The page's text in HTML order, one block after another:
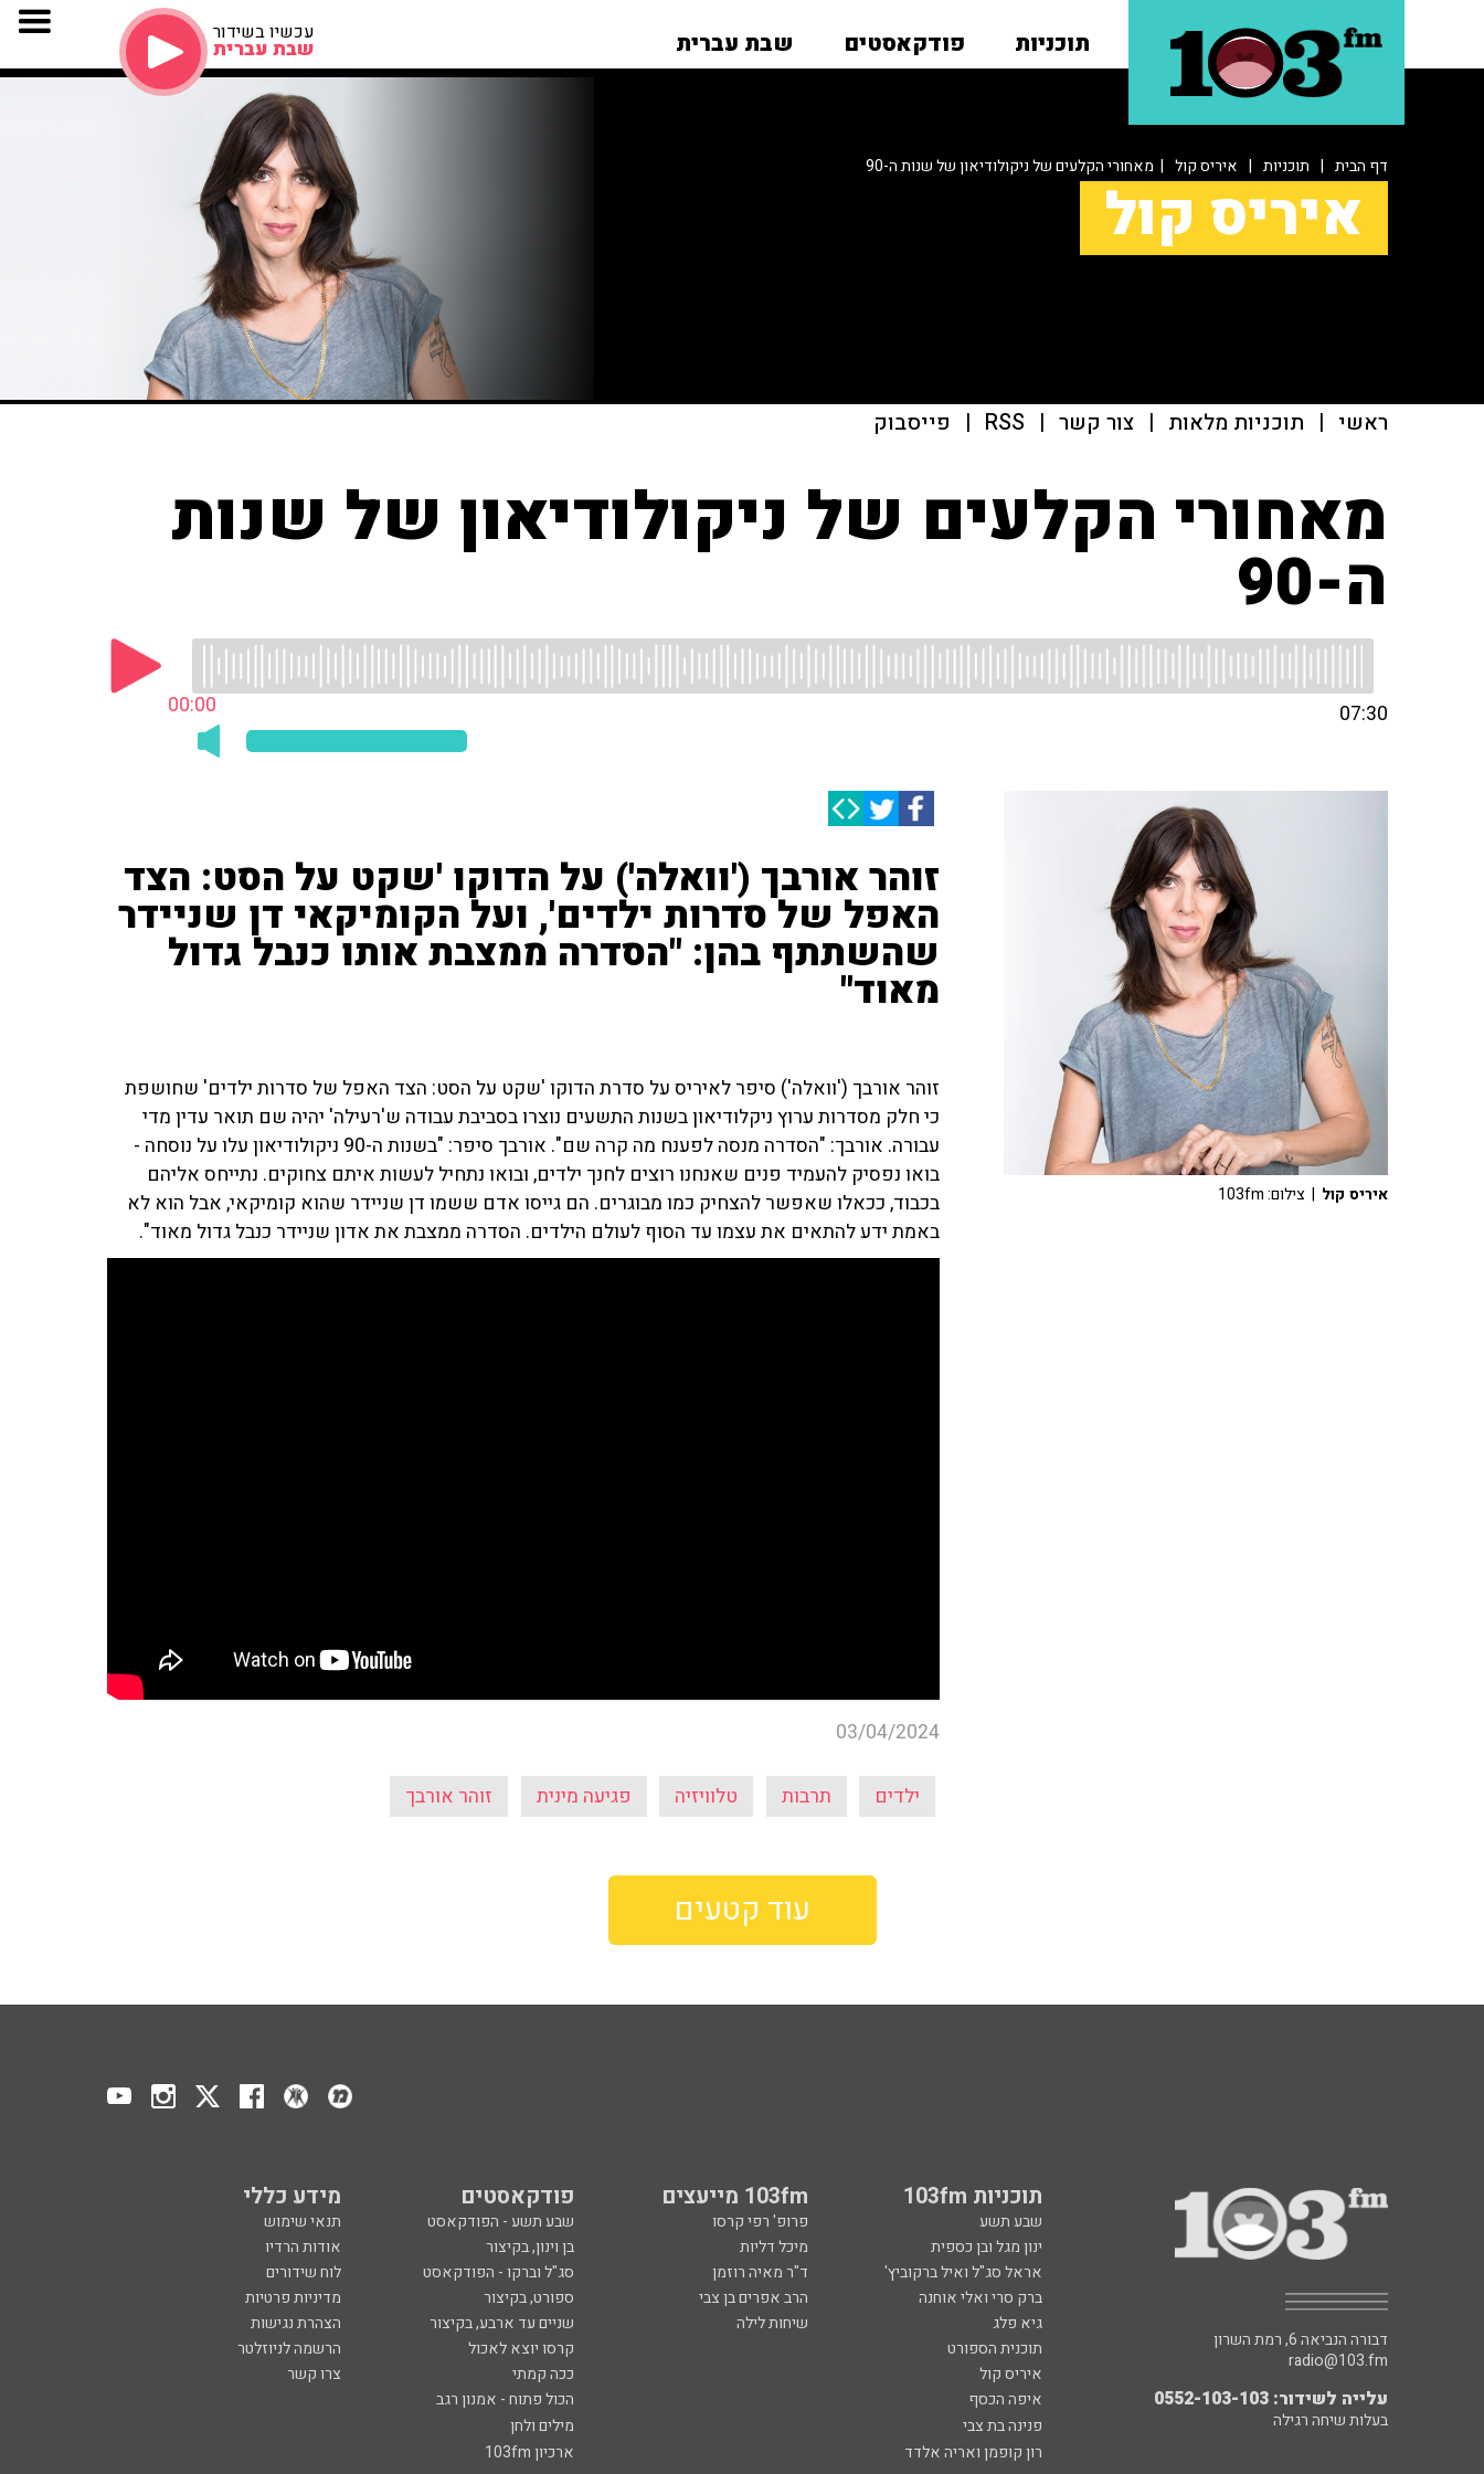
תוכניות פודקאסטים שבת עברית עכשיו בשידור
שבת עברית
דף הבית | תוכניות | איריס קול | מאחורי הקלעים של ניקולודיאון של שנות ה-90
איריס קול
ראשי | תוכניות מלאות | צור קשר |
RSS
| פייסבוק
מאחורי הקלעים של ניקולודיאון של שנות
ה-90
00:00 07:30
זוהר אורבך ('וואלה') על הדוקו 'שקט על הסט: הצד
האפל של סדרות ילדים', ועל הקומיקאי דן שניידר
שהשתתף בהן: "הסדרה ממצבת אותו כנבל גדול
מאוד"
זוהר אורבך ('וואלה') סיפר לאיריס על סדרת הדוקו 'שקט על הסט: הצד האפל של סדרות ילדים' שחושפת
כי חלק מסדרות ערוץ ניקלודיאון בשנות התשעים נוצרו בסביבת עבודה ש'רעילה' יהיה שם תואר עדין מדי
עבורה. אורבך: "הסדרה מנסה לפענח מה קרה שם". אורבך סיפר: "בשנות ה-90 ניקולודיאון עלו על נוסחה -
בואו נפסיק להעמיד פנים שאנחנו רוצים לחנך ילדים, ובואו נתחיל לעשות איתם צחוקים. נתייחס אליהם
בכבוד, ככאלו שאפשר להצחיק כמו מבוגרים. הם גייסו אדם ששמו דן שניידר שהוא קומיקאי, אבל הוא לא
באמת ידע להתאים את עצמו עד הסוף לעולם הילדים. הסדרה ממצבת את אדון שניידר כנבל גדול מאוד".
03/04/2024
ילדים תרבות טלוויזיה פגיעה מינית זוהר אורבך
איריס קול | צילום: 103fm
עוד קטעים
תוכניות 103fm 103fm מייעצים פודקאסטים מידע כללי
שבע תשע פרופ' רפי קרסו שבע תשע - הפודקאסט
תנאי שימוש
ינון מגל ובן כספית
מיכל דליות בן וינון, בקיצור
אודות הרדיו
אראל סג"ל ואיל ברקוביץ'
ד"ר מאיה רוזמן סג"ל וברקו - הפודקאסט
לוח שידורים
ברק סרי ואלי אוחנה
הרב אפרים בן צבי ספורט, בקיצור
מדיניות פרטיות
גיא פלג
שיחות לילה שניים עד ארבע, בקיצור
הצהרת נגישות
תוכנית הספורט
קרסו יוצא לאכול
הרשמה לניוזלטר
איריס קול
ככה קמתי
צרו קשר
איפה הכסף
הכול פתוח - אמנון רגב
פנינה בת צבי
מילים ולחן
רון קופמן ואריה אלדד
ארכיון 103fm
דבורה הנביאה 6, רמת השרון
radio@103.fm
עלייה לשידור: 0552-103-103
בעלות שיחה רגילה